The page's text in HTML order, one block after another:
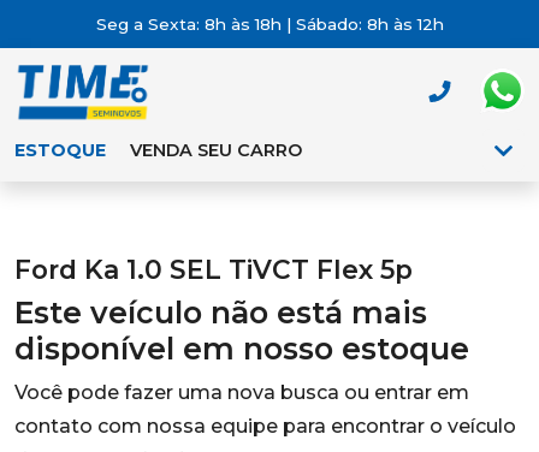
Seg a Sexta: 8h às 18h | Sábado: 8h às 12h
ESTOQUE VENDA SEU CARRO
Ford Ka 1.0 SEL TiVCT Flex 5p
Este veículo não está mais
disponível em nosso estoque
Você pode fazer uma nova busca ou entrar em
contato com nossa equipe para encontrar o veículo